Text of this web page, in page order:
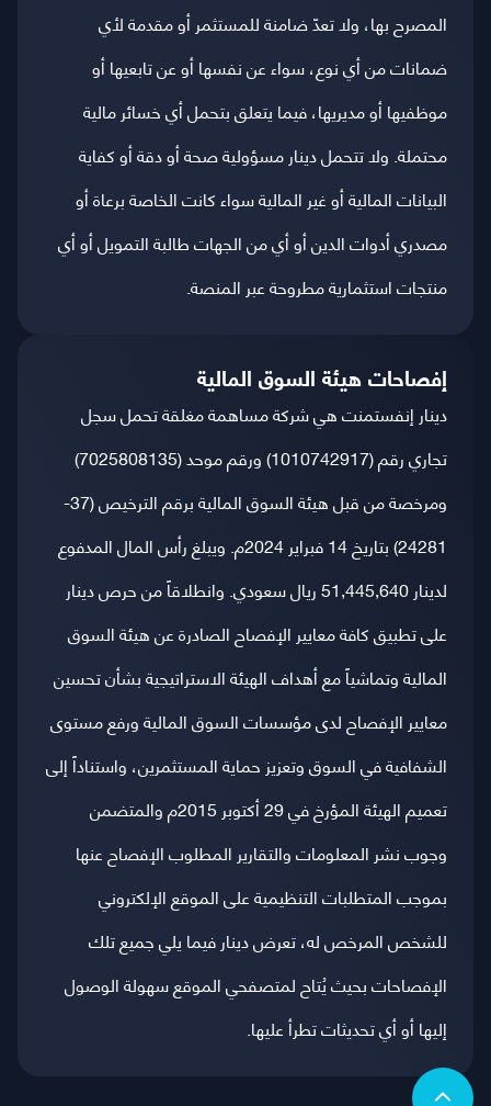
المصرح بها، ولا تعدّ ضامنة للمستثمر أو مقدمة لأي
ضمانات من أي نوع، سواء عن نفسها أو عن تابعيها أو
موظفيها أو مديريها، فيما يتعلق بتحمل أي خسائر مالية
محتملة. ولا تتحمل دينار مسؤولية صحة أو دقة أو كفاية
البيانات المالية أو غير المالية سواء كانت الخاصة برعاة أو
مصدري أدوات الدين أو أي من الجهات طالبة التمويل أو أي
منتجات استثمارية مطروحة عبر المنصة.
إفصاحات هيئة السوق المالية
دينار إنفستمنت هي شركة مساهمة مغلقة تحمل سجل
تجاري رقم (1010742917) ورقم موحد (7025808135)
ومرخصة من قبل هيئة السوق المالية برقم الترخيص (37-
24281) بتاريخ 14 فبراير 2024م. ويبلغ رأس المال المدفوع
لدينار 51,445,640 ريال سعودي. وانطلاقاً من حرص دينار
على تطبيق كافة معايير الإفصاح الصادرة عن هيئة السوق
المالية وتماشياً مع أهداف الهيئة الاستراتيجية بشأن تحسين
معايير الإفصاح لدى مؤسسات السوق المالية ورفع مستوى
الشفافية في السوق وتعزيز حماية المستثمرين، واستناداً إلى
تعميم الهيئة المؤرخ في 29 أكتوبر 2015م والمتضمن
وجوب نشر المعلومات والتقارير المطلوب الإفصاح عنها
بموجب المتطلبات التنظيمية على الموقع الإلكتروني
للشخص المرخص له، تعرض دينار فيما يلي جميع تلك
الإفصاحات بحيث يُتاح لمتصفحي الموقع سهولة الوصول
إليها أو أي تحديثات تطرأ عليها.